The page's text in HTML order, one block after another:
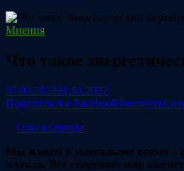
Мнения
Что такое
07.03.202231.03.2022
Поделиться в FacebookТвитнуть
Ольга Орлова
Мы живем в уникальное время –
и уголь. Все увереннее мир